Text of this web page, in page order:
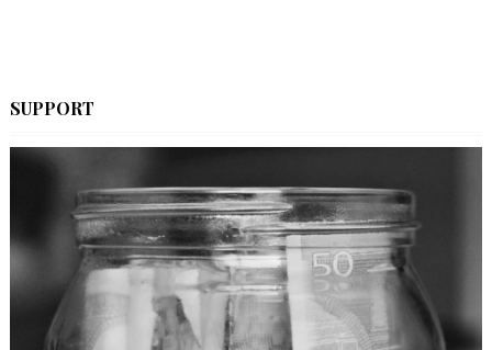
SUPPORT